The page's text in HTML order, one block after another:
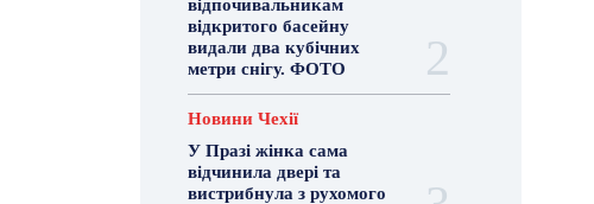
відпочивальникам
відкритого басейну
видали два кубічних
метри снігу. ФОТО
Новини Чехії
У Празі жінка сама
відчинила двері та
вистрибнула з рухомого